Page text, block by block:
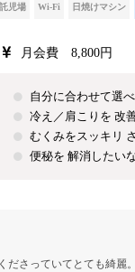
託児場 Wi-Fi 日焼けマシン
月会費 8,800円
自分に合わせて選
冷え／肩こりを 改
むくみをスッキリ
便秘を 解消したい
さっていてとても綺麗。